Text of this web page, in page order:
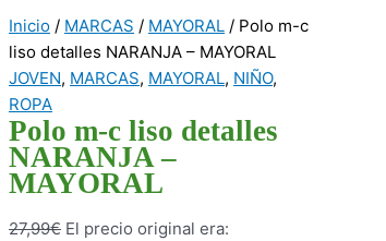
Inicio / MARCAS / MAYORAL / Polo m-c
liso detalles NARANJA – MAYORAL
JOVEN, MARCAS, MAYORAL, NIÑO,
ROPA
Polo m-c liso detalles
NARANJA –
MAYORAL
27,99€ El precio original era: